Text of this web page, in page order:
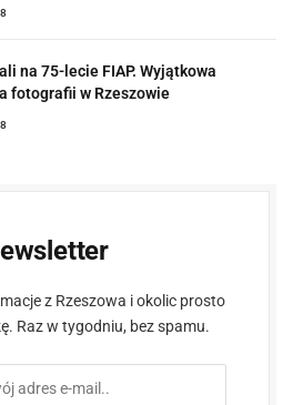
na 75-lecie FIAP. Wyjątkowa
fotografii w Rzeszowie
z Rzeszowa i okolic prosto
Raz w tygodniu, bez spamu.